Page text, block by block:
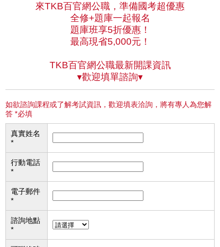
來TKB百官網公職，準備國考超優惠
全修+題庫一起報名
題庫班享5折優惠！
最高現省5,000元！
TKB百官網公職最新開課資訊
▾歡迎填單諮詢▾